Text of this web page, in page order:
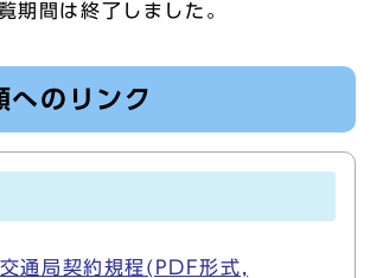
期間は終了しました。
へのリンク
通局契約規程(PDF形式,